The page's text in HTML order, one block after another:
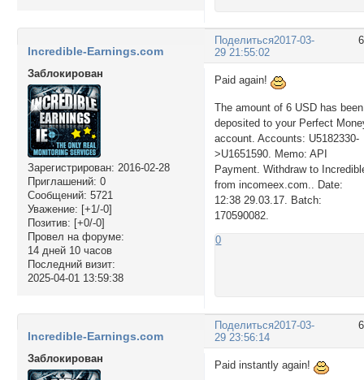
Поделиться2017-03-
29 21:55:02
Incredible-Earnings.com
Заблокирован
Зарегистрирован: 2016-02-28
Приглашений: 0
Сообщений: 5721
Уважение: [+1/-0]
Позитив: [+0/-0]
Провел на форуме:
14 дней 10 часов
Последний визит:
2025-04-01 13:59:38
Paid again!
The amount of 6 USD has been
deposited to your Perfect
account. Accounts: U5182330-
>U1651590. Memo: API
Payment. Withdraw to
from incomeex.com.. Date:
12:38 29.03.17. Batch:
170590082.
0
Поделиться2017-03-
29 23:56:14
Incredible-Earnings.com
Заблокирован
Paid instantly again!